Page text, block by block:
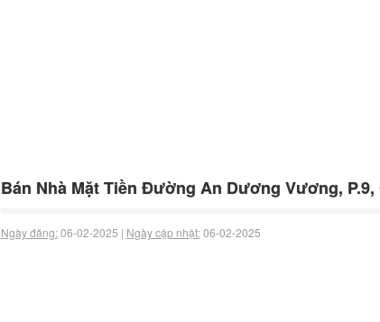
Bán Nhà Mặt Tiền Đường An Dương Vương, P.9,
Ngày đăng:06-02-2025 | Ngày cập nhật:06-02-2025